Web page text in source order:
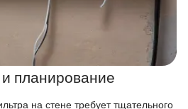
планирование
на стене требует тщательного